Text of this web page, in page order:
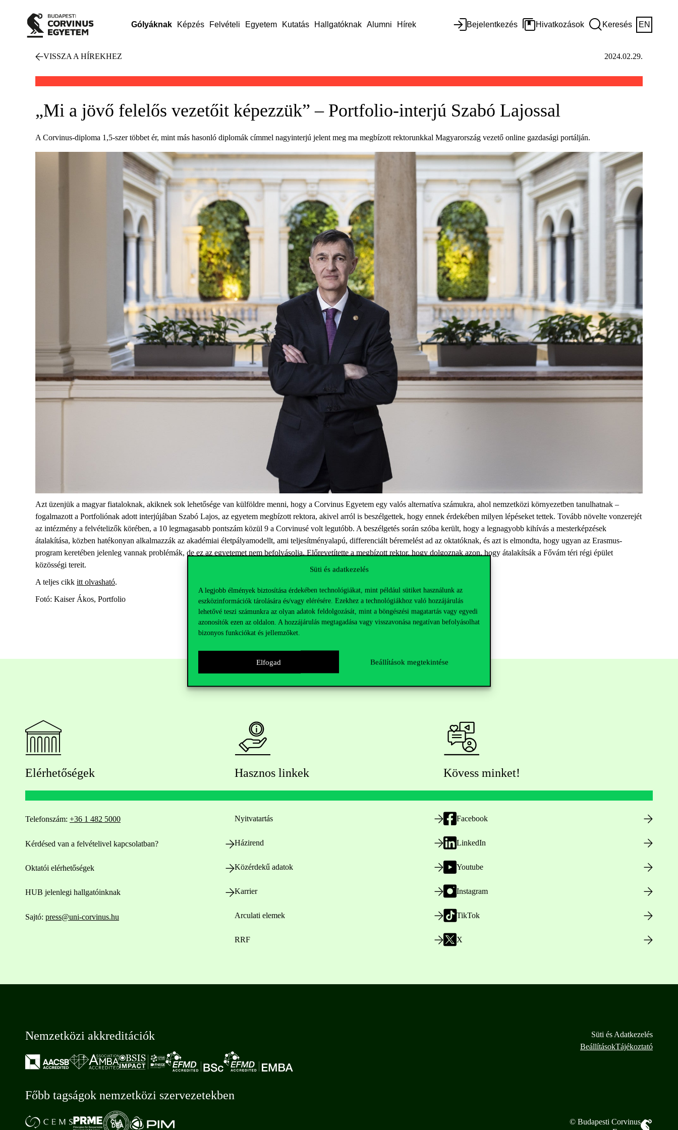
Süti és adatkezelés
A legjobb élmények biztosítása érdekében technológiákat, mint például sütiket használunk az
eszközinformációk tárolására és/vagy elérésére. Ezekhez a technológiákhoz való hozzájárulás
lehetővé teszi számunkra az olyan adatok feldolgozását, mint a böngészési magatartás vagy egyedi
azonosítók ezen az oldalon. A hozzájárulás megtagadása vagy visszavonása negatívan befolyásolhat
bizonyos funkciókat és jellemzőket.
Elfogad Beállítások megtekintése
Gólyáknak Képzés Felvételi Egyetem Kutatás Hallgatóknak Alumni Hírek Bejelentkezés Hivatkozások Keresés EN
VISSZA A HÍREKHEZ 2024.02.29.
„Mi a jövő felelős vezetőit képezzük” – Portfolio-interjú Szabó Lajossal
A Corvinus-diploma 1,5-szer többet ér, mint más hasonló diplomák címmel nagyinterjú jelent meg ma megbízott rektorunkkal Magyarország vezető online gazdasági portálján.
Azt üzenjük a magyar fiataloknak, akiknek sok lehetősége van külföldre menni, hogy a Corvinus Egyetem egy valós alternatíva számukra, ahol nemzetközi környezetben tanulhatnak –
fogalmazott a Portfoliónak adott interjújában Szabó Lajos, az egyetem megbízott rektora, akivel arról is beszélgettek, hogy ennek érdekében milyen lépéseket tettek. Tovább növelte vonzerejét
az intézmény a felvételizők körében, a 10 legmagasabb pontszám közül 9 a Corvinusé volt legutóbb. A beszélgetés során szóba került, hogy a legnagyobb kihívás a mesterképzések
átalakítása, közben hatékonyan alkalmazzák az akadémiai életpályamodellt, ami teljesítményalapú, differenciált béremelést ad az oktatóknak, és azt is elmondta, hogy ugyan az Erasmus-
program keretében jelenleg vannak problémák, de ez az egyetemet nem befolyásolja. Előrevetítette a megbízott rektor, hogy dolgoznak azon, hogy átalakítsák a Fővám téri régi épület
közösségi tereit.
A teljes cikk itt olvasható.
Fotó: Kaiser Ákos, Portfolio
Elérhetőségek
Telefonszám: +36 1 482 5000
Kérdésed van a felvételivel kapcsolatban?
Oktatói elérhetőségek
HUB jelenlegi hallgatóinknak
Sajtó: press@uni-corvinus.hu
Hasznos linkek
Nyitvatartás
Házirend
Közérdekű adatok
Karrier
Arculati elemek
RRF
Kövess minket!
Facebook
LinkedIn
Youtube
Instagram
TikTok
X
Nemzetközi akkreditációk
Főbb tagságok nemzetközi szervezetekben
Süti és Adatkezelés
BeállításokTájékoztató
© Budapesti Corvinus